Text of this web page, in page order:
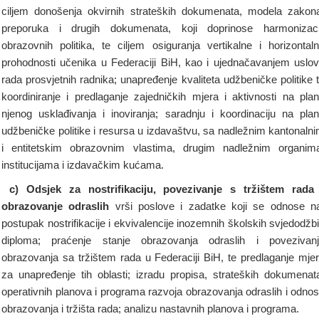
ciljem donošenja okvirnih strateških dokumenata, modela
preporuka i drugih dokumenata, koji doprinose
obrazovnih politika, te ciljem osiguranja vertikalne i
prohodnosti učenika u Federaciji BiH, kao i ujednačavanjem
rada prosvjetnih radnika; unapređenje kvaliteta udžbeničke politike
koordiniranje i predlaganje zajedničkih mjera i aktivnosti na
njenog usklađivanja i inoviranja; saradnju i koordinaciju na
udžbeničke politike i resursa u izdavaštvu, sa nadležnim
i entitetskim obrazovnim vlastima, drugim nadležnim
institucijama i izdavačkim kućama.
c) Odsjek za nostrifikaciju, povezivanje s tržištem
obrazovanje odraslih vrši poslove i zadatke koji se odnose
postupak nostrifikacije i ekvivalencije inozemnih školskih
diploma; praćenje stanje obrazovanja odraslih i
obrazovanja sa tržištem rada u Federaciji BiH, te predlaganje
za unapređenje tih oblasti; izradu propisa, strateških
operativnih planova i programa razvoja obrazovanja odraslih i
obrazovanja i tržišta rada; analizu nastavnih planova i programa.